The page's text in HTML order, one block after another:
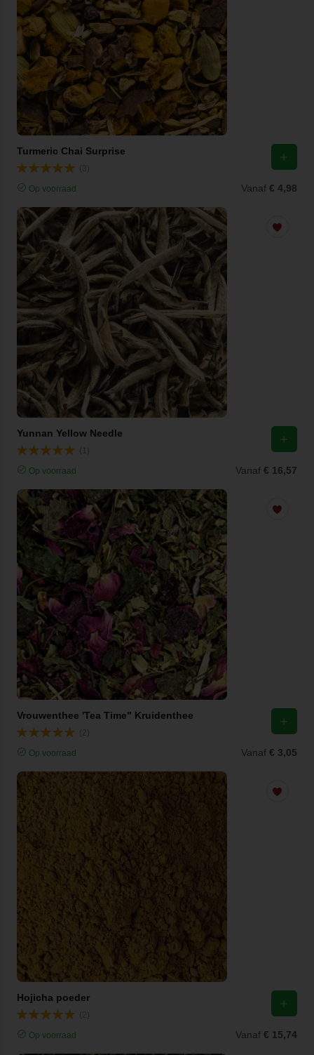
Turmeric Chai Surprise
Op voorraad Vanaf € 4,98
Yunnan Yellow Needle
Op voorraad Vanaf € 16,57
Vrouwenthee 'Tea Time" Kruidenthee
Op voorraad Vanaf € 3,05
Hojicha poeder
Op voorraad Vanaf € 15,74